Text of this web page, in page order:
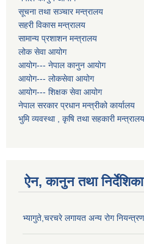
सूचना तथा सञ्चार मन्त्रालय
सहरी विकास मन्त्रालय
सामान्य प्रशाशन मन्त्रालय
लोक सेवा आयोग
आयोग--- नेपाल कानुन आयोग
आयोग--- लोकसेवा आयोग
आयोग--- शिक्षक सेवा आयोग
नेपाल सरकार प्रधान मन्त्रीको कार्यालय
भुमि व्यवस्था , कृषि तथा सहकारी मन्त्रालय
ऐन, कानुन तथा निर्देशिका
भ्यागुते,चरचरे लगायत अन्य रोग नियन्त्रण